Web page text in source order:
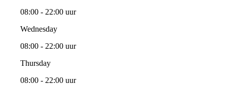
08:00 - 22:00 uur
Wednesday
08:00 - 22:00 uur
Thursday
08:00 - 22:00 uur